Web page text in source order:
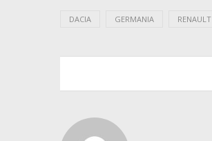
DACIA GERMANIA RENAULT